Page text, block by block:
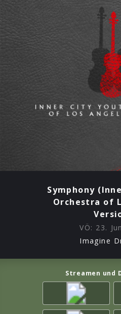
Symphony
Orchestra of
VÖ: 23.
Imagine
Streamen und